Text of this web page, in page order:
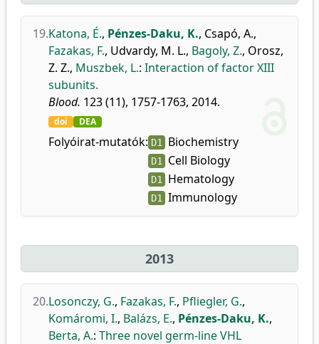
19.Katona, É., Pénzes-Daku, K., Csapó, A.,
Fazakas, F., Udvardy, M. L., Bagoly, Z., Orosz,
Z. Z., Muszbek, L.: Interaction of factor XIII
subunits.
Blood. 123 (11), 1757-1763, 2014.
doi DEA
Folyóirat-mutatók: D1 Biochemistry
D1 Cell Biology
D1 Hematology
D1 Immunology
2013
20.Losonczy, G., Fazakas, F., Pfliegler, G.,
Komáromi, I., Balázs, E., Pénzes-Daku, K.,
Berta, A.: Three novel germ-line VHL